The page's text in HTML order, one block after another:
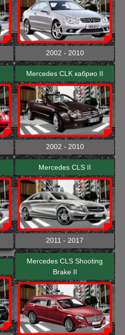
2002 - 2010
Mercedes CLK кабрио II
2002 - 2010
Mercedes CLS II
2011 - 2017
Mercedes CLS Shooting
Brake II